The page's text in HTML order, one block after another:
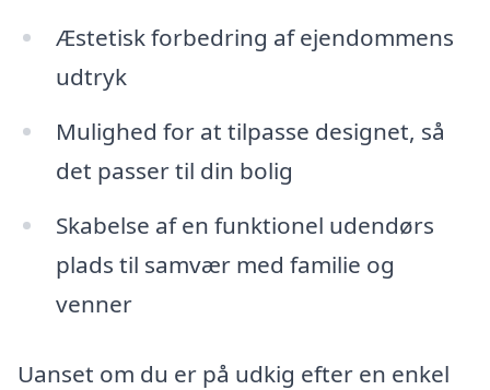
Æstetisk forbedring af ejendommens
udtryk
Mulighed for at tilpasse designet, så
det passer til din bolig
Skabelse af en funktionel udendørs
plads til samvær med familie og
venner
Uanset om du er på udkig efter en enkel